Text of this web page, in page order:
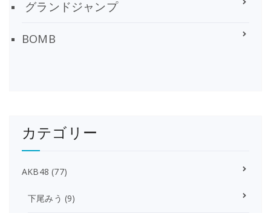
グランドジャンプ
BOMB
カテゴリー
AKB48 (77)
下尾みう (9)